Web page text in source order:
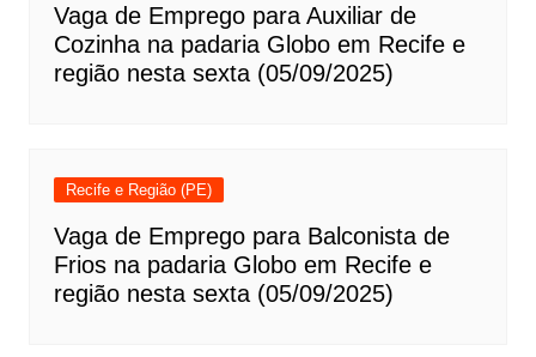
Vaga de Emprego para Auxiliar de
Cozinha na padaria Globo em Recife e
região nesta sexta (05/09/2025)
Recife e Região (PE)
Vaga de Emprego para Balconista de
Frios na padaria Globo em Recife e
região nesta sexta (05/09/2025)